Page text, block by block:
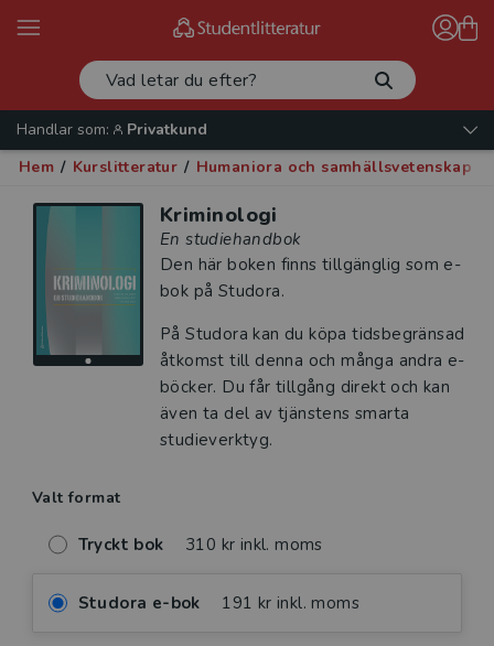
Handlar som:
Privatkund
Hem / Kurslitteratur / Humaniora och samhällsvetenskap
Kriminologi
En studiehandbok
Den här boken finns tillgänglig som e-
bok på Studora.
På Studora kan du köpa tidsbegränsad
åtkomst till denna och många andra e-
böcker. Du får tillgång direkt och kan
även ta del av tjänstens smarta
studieverktyg.
Valt format
Tryckt bok 310 kr inkl. moms
Studora e-bok 191 kr inkl. moms